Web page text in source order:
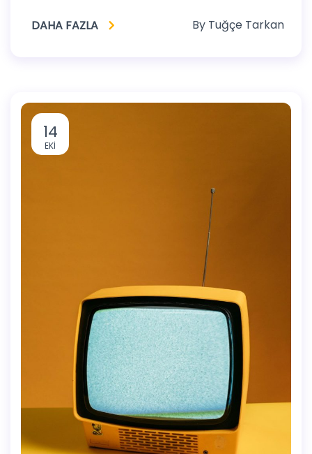
DAHA FAZLA By Tuğçe Tarkan
14
EKI